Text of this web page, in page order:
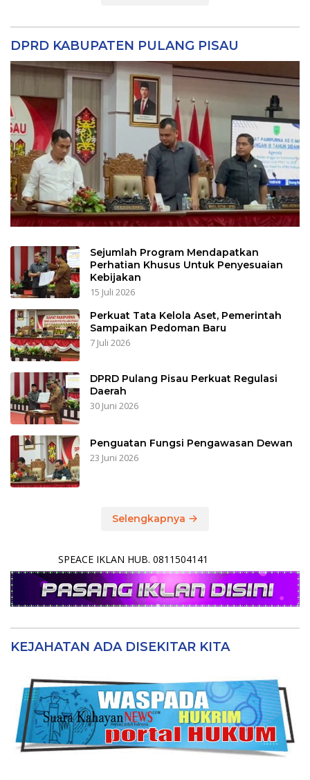
DPRD KABUPATEN PULANG PISAU
Sejumlah Program Mendapatkan
Perhatian Khusus Untuk Penyesuaian
Kebijakan
15 Juli 2026
Perkuat Tata Kelola Aset, Pemerintah
Sampaikan Pedoman Baru
7 Juli 2026
DPRD Pulang Pisau Perkuat Regulasi
Daerah
30 Juni 2026
Penguatan Fungsi Pengawasan Dewan
23 Juni 2026
Selengkapnya
SPEACE IKLAN HUB. 0811504141
KEJAHATAN ADA DISEKITAR KITA